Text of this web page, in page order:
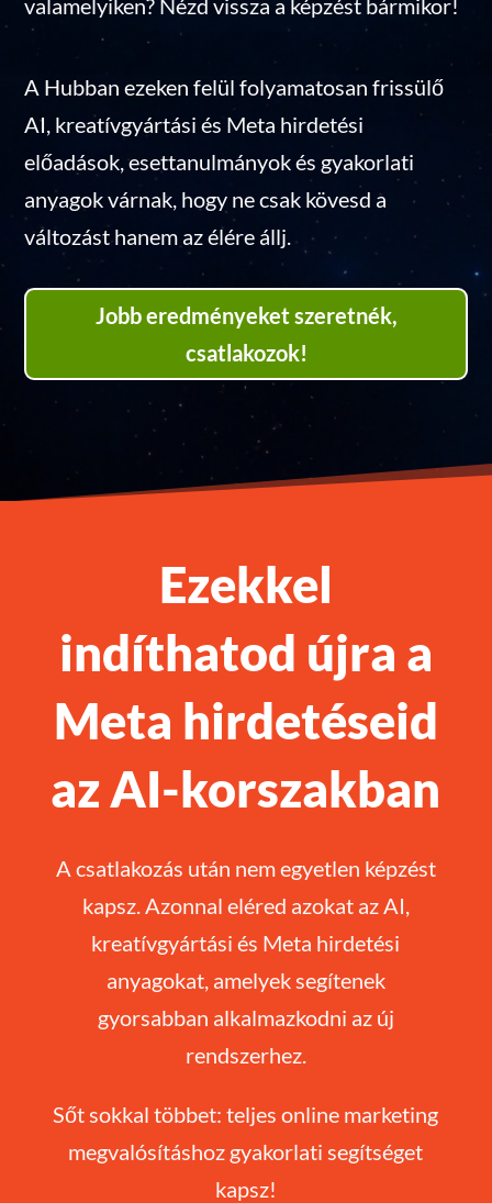
valamelyiken? Nézd vissza a képzést bármikor!
A Hubban ezeken felül folyamatosan frissülő
AI, kreatívgyártási és Meta hirdetési
előadások, esettanulmányok és gyakorlati
anyagok várnak, hogy ne csak kövesd a
változást hanem az élére állj.
Jobb eredményeket szeretnék,
csatlakozok!
Ezekkel
indíthatod újra a
Meta hirdetéseid
az AI-korszakban
A csatlakozás után nem egyetlen képzést
kapsz. Azonnal eléred azokat az AI,
kreatívgyártási és Meta hirdetési
anyagokat, amelyek segítenek
gyorsabban alkalmazkodni az új
rendszerhez.
Sőt sokkal többet: teljes online marketing
megvalósításhoz gyakorlati segítséget
kapsz!